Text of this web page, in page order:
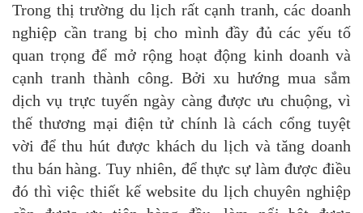
Trong thị trường du lịch rất cạnh tranh, các doanh
nghiệp cần trang bị cho mình đầy đủ các yếu tố
quan trọng để mở rộng hoạt động kinh doanh và
cạnh tranh thành công. Bởi xu hướng mua sắm
dịch vụ trực tuyến ngày càng được ưu chuộng, vì
thế thương mại điện tử chính là cách cổng tuyệt
vời để thu hút được khách du lịch và tăng doanh
thu bán hàng. Tuy nhiên, để thực sự làm được điều
đó thì việc thiết kế website du lịch chuyên nghiệp